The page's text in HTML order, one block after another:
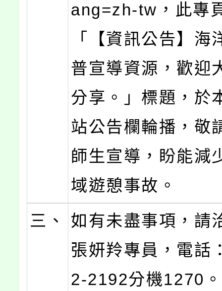
ang=zh-tw，此專
「【資訊公告】海
普宣導資源，歡迎
分享。」標題，於
站公告欄輪播，敬
師生宣導，盼能減
域遊憩事故。
三、
如有未盡事項，請
張妍羚專員，電話
2-2192分機1270。